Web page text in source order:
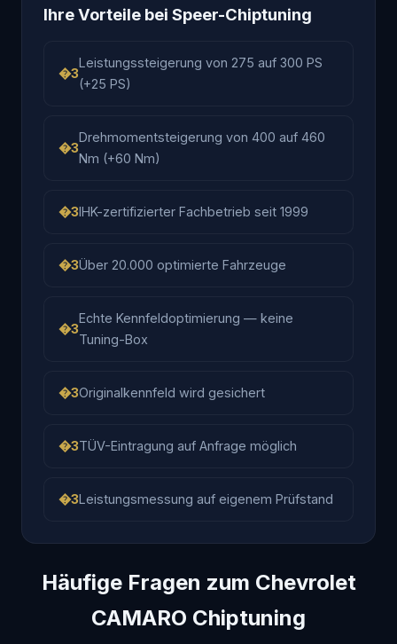
Ihre Vorteile bei Speer-Chiptuning
Leistungssteigerung von 275 auf 300 PS
(+25 PS)
Drehmomentsteigerung von 400 auf 460
Nm (+60 Nm)
IHK-zertifizierter Fachbetrieb seit 1999
Über 20.000 optimierte Fahrzeuge
Echte Kennfeldoptimierung — keine
Tuning-Box
Originalkennfeld wird gesichert
TÜV-Eintragung auf Anfrage möglich
Leistungsmessung auf eigenem Prüfstand
Häufige Fragen zum Chevrolet
CAMARO Chiptuning